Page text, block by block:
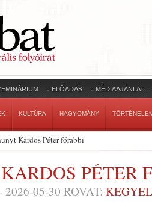
ELŐADÁS MÉDIAAJÁNLAT
KULTÚRA HAGYOMÁNY
Kardos Péter főrabbi
PÉTER
2026-05-30 ROVAT: